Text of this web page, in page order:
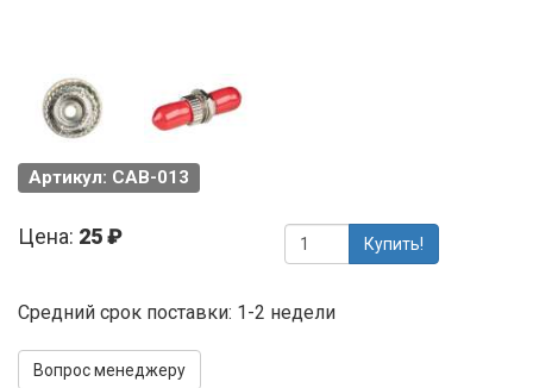
Артикул: CAB-013
Цена: 25 ₽ Купить!
Средний срок поставки: 1-2 недели
Вопрос менеджеру